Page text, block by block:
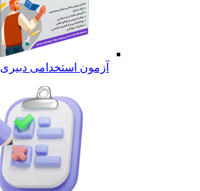
آزمون استخدامی دبیری